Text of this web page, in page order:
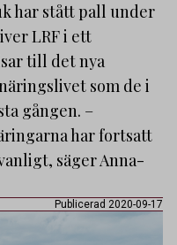
har stått pall under
LRF i ett
till det nya
som de i
gången. –
har fortsatt
säger Anna-
Publicerad 2020-09-17